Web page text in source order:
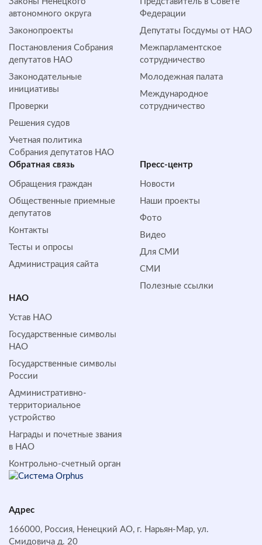
автономного округа
Законопроекты
Постановления Собрания
депутатов НАО
Законодательные
инициативы
Проверки
Решения судов
Учетная политика
Собрания депутатов НАО
Федерации
Депутаты Госдумы от НАО
Межпарламентское
сотрудничество
Молодежная палата
Международное
сотрудничество
Обратная cвязь
Обращения граждан
Общественные приемные
депутатов
Контакты
Тесты и опросы
Администрация сайта
Пресс-центр
Новости
Наши проекты
Фото
Видео
Для СМИ
СМИ
Полезные ссылки
НАО
Устав НАО
Государственные символы
НАО
Государственные символы
России
Административно-
территориальное
устройство
Награды и почетные звания
в НАО
Контрольно-счетный орган
Адрес
166000, Россия, Ненецкий АО, г. Нарьян-Мар, ул.
Смидовича д. 20